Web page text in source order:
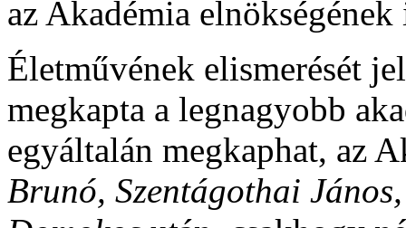
az Akadémia
Életművének elismerését
megkapta a legnagyobb
egyáltalán megkaphat, az
Brunó, Szentágothai